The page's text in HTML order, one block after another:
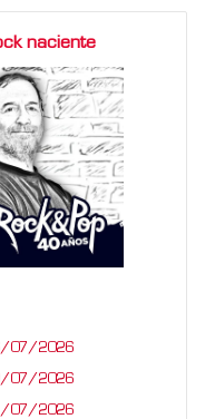
naciente
07/2026
07/2026
07/2026